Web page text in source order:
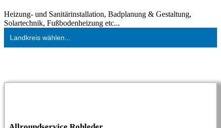
Heizung- und Sanitärinstallation, Badplanung & Gestaltung,
Solartechnik, Fußbodenheizung etc...
Landkreis wählen...